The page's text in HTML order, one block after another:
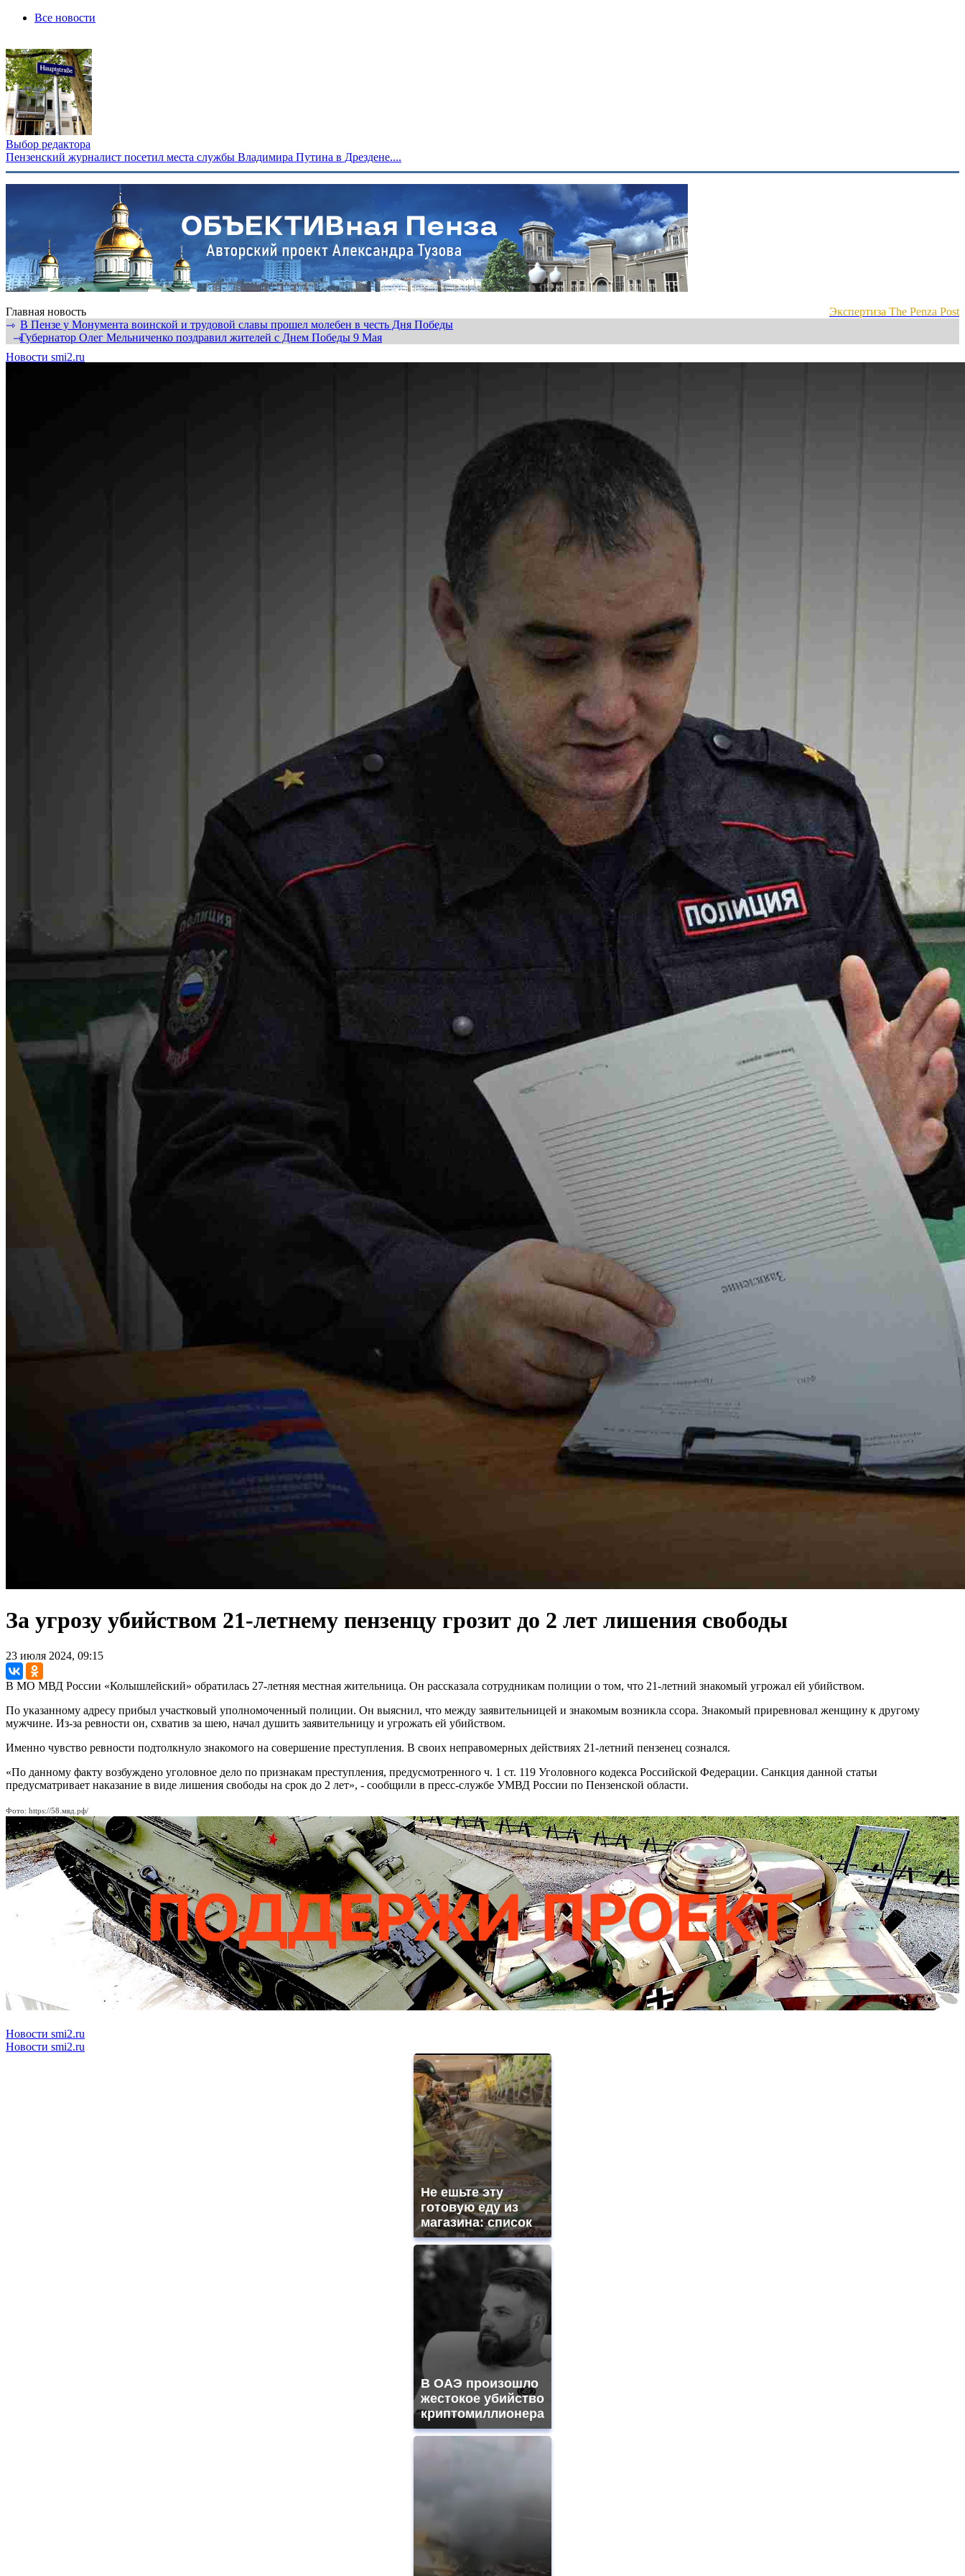
Все новости
Выбор редактора
Пензенский журналист посетил места службы Владимира Путина в Дрездене....
Главная новость
Экспертиза The Penza Post
⇾ В Пензе у Монумента воинской и трудовой славы прошел молебен в честь Дня Победы
⇾Губернатор Олег Мельниченко поздравил жителей с Днем Победы 9 Мая
Новости smi2.ru
За угрозу убийством 21-летнему пензенцу грозит до 2 лет лишения свободы
23 июля 2024, 09:15
В МО МВД России «Колышлейский» обратилась 27-летняя местная жительница. Он рассказала сотрудникам полиции о том, что 21-летний знакомый угрожал ей убийством.
По указанному адресу прибыл участковый уполномоченный полиции. Он выяснил, что между заявительницей и знакомым возникла ссора. Знакомый приревновал женщину к другому
мужчине. Из-за ревности он, схватив за шею, начал душить заявительницу и угрожать ей убийством.
Именно чувство ревности подтолкнуло знакомого на совершение преступления. В своих неправомерных действиях 21-летний пензенец сознался.
«По данному факту возбуждено уголовное дело по признакам преступления, предусмотренного ч. 1 ст. 119 Уголовного кодекса Российской Федерации. Санкция данной статьи
предусматривает наказание в виде лишения свободы на срок до 2 лет», - сообщили в пресс-службе УМВД России по Пензенской области.
Фото: https://58.мвд.рф/
Новости smi2.ru
Новости smi2.ru
Не ешьте эту
готовую еду из
магазина: список
В ОАЭ произошло
жестокое убийство
криптомиллионера